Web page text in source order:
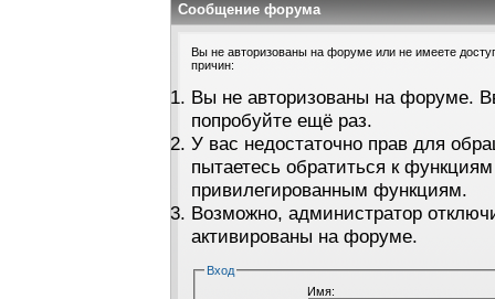
Сообщение форума
Вы не авторизованы на форуме или не имеете
причин:
Вы не авторизованы на форуме.
попробуйте ещё раз.
У вас недостаточно прав для
пытаетесь обратиться к
привилегированным функциям.
Возможно, администратор
активированы на форуме.
Вход
Имя: